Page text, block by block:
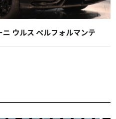
ウルス ペルフォルマンテ